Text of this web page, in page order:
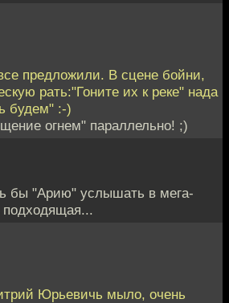
предложили. В сцене бойни,
рать:"Гоните их к реке" нада
будем" :-)
огнем" параллельно! ;)
бы "Арию" услышать в мега-
подходящая...
Юрьевичь мыло, очень